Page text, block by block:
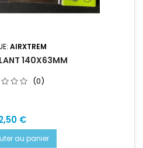
AIRXTREM
140X63MM
(0)
€
au panier